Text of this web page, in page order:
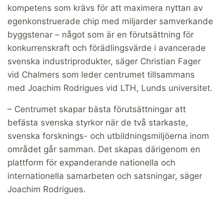
kompetens som krävs för att maximera nyttan av
egenkonstruerade chip med miljarder samverkande
byggstenar – något som är en förutsättning för
konkurrenskraft och förädlingsvärde i avancerade
svenska industriprodukter, säger Christian Fager
vid Chalmers som leder centrumet tillsammans
med Joachim Rodrigues vid LTH, Lunds universitet.
– Centrumet skapar bästa förutsättningar att
befästa svenska styrkor när de två starkaste,
svenska forsknings- och utbildningsmiljöerna inom
området går samman. Det skapas därigenom en
plattform för expanderande nationella och
internationella samarbeten och satsningar, säger
Joachim Rodrigues.